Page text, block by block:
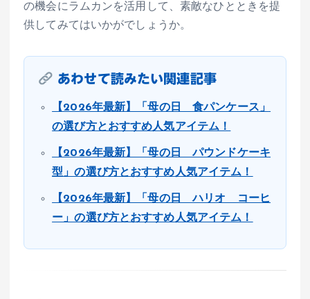
の機会にラムカンを活用して、素敵なひとときを提
供してみてはいかがでしょうか。
あわせて読みたい関連記事
【2026年最新】「母の日 食パンケース」
の選び方とおすすめ人気アイテム！
【2026年最新】「母の日 パウンドケーキ
型」の選び方とおすすめ人気アイテム！
【2026年最新】「母の日 ハリオ コーヒ
ー」の選び方とおすすめ人気アイテム！